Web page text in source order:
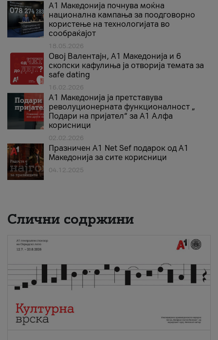
A1 Македонија почнува моќна
национална кампања за поодговорно
користење на технологијата во
сообраќајот
18.05.2026
Овој Валентајн, A1 Македонија и 6
скопски кафулиња ја отворија темата за
safe dating
16.02.2026
А1 Македонија ја претставува
револуционерната функционалност „
Подари на пријател“ за А1 Алфа
корисници
02.02.2026
Празничен A1 Net Sеf подарок од А1
Македонија за сите корисници
04.12.2025
Слични содржини